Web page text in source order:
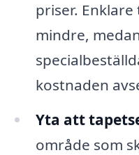
priser.
mindre,
kostnaden
Yta att
område som